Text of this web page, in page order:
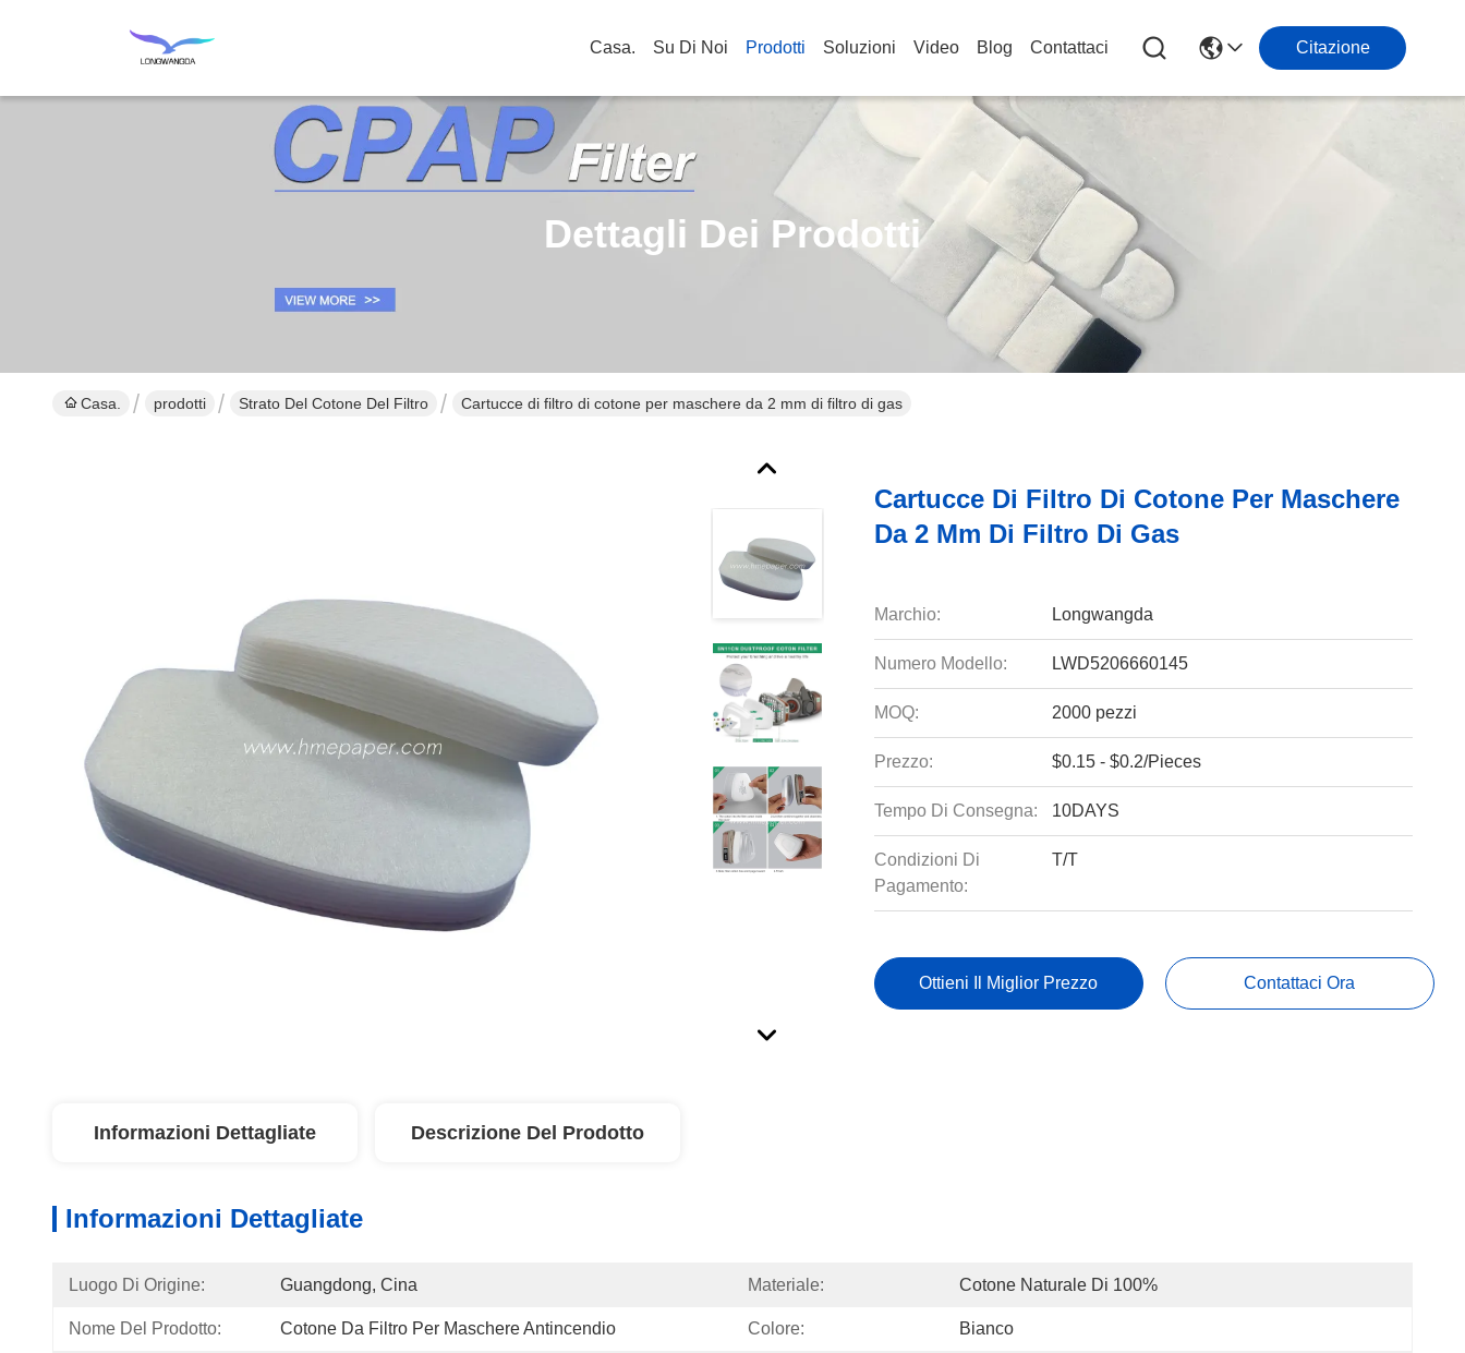
Casa. Su Di Noi Prodotti Soluzioni Video Blog Contattaci Citazione
Dettagli Dei Prodotti
Casa. prodotti Strato Del Cotone Del Filtro Cartucce di filtro di cotone per maschere da 2 mm di filtro di gas
Cartucce Di Filtro Di Cotone Per Maschere
Da 2 Mm Di Filtro Di Gas
Marchio: Longwangda
Numero Modello: LWD5206660145
MOQ: 2000 pezzi
Prezzo: $0.15 - $0.2/Pieces
Tempo Di Consegna: 10DAYS
Condizioni Di
Pagamento:
T/T
Ottieni Il Miglior Prezzo Contattaci Ora
Informazioni Dettagliate Descrizione Del Prodotto
Informazioni Dettagliate
Luogo Di Origine: Guangdong, Cina Materiale: Cotone Naturale Di 100%
Nome Del Prodotto: Cotone Da Filtro Per Maschere Antincendio Colore: Bianco